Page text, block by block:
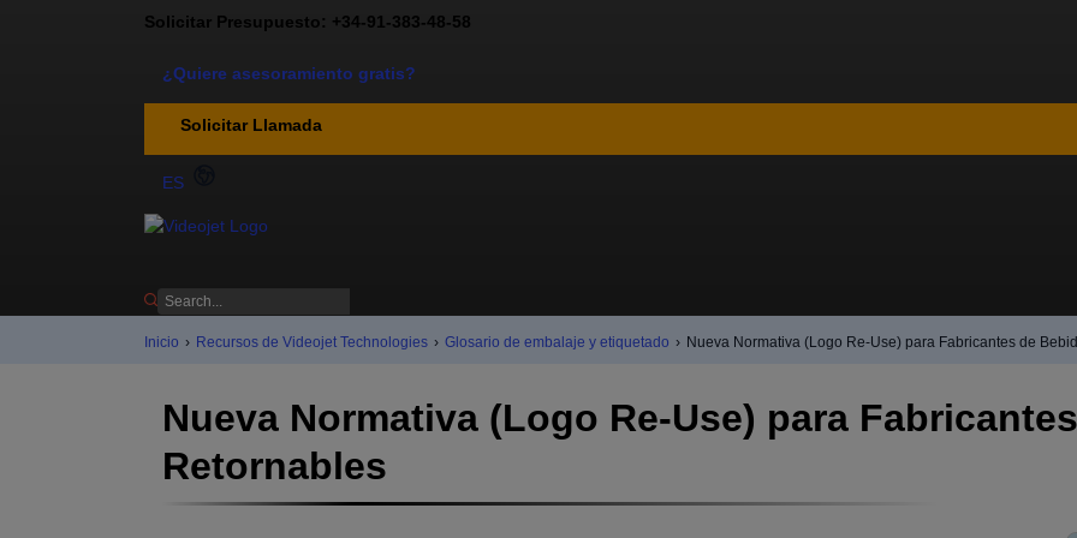
Solicitar Presupuesto: +34-91-383-48-58
¿Quiere asesoramiento gratis?
Solicitar Llamada
ES
Inicio › Recursos de Videojet Technologies › Glosario de embalaje y etiquetado › Nueva Normativa (Logo Re-Use) para Fabricantes de
Nueva Normativa (Logo Re-Use) para
Retornables